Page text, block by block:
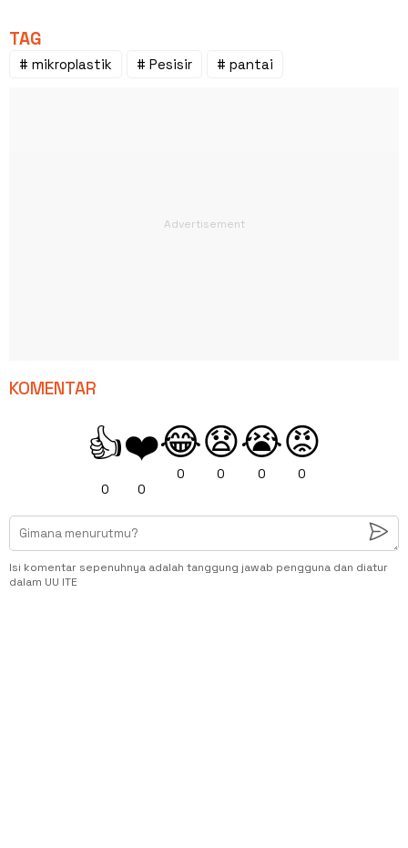
TAG
# mikroplastik # Pesisir # pantai
KOMENTAR
👍
0
❤️
0
😂
0
😧
0
😭
0
😡
0
Isi komentar sepenuhnya adalah tanggung jawab pengguna dan diatur
dalam UU ITE